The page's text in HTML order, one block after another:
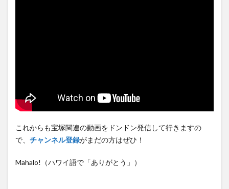
これからも宝塚関連の動画をドンドン発信して行きますの
で、 チャンネル登録がまだの方はぜひ！
Mahalo!（ハワイ語で「ありがとう」）